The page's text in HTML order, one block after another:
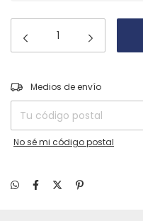
Entregas para el CP:
Medios de envío
No sé mi código postal